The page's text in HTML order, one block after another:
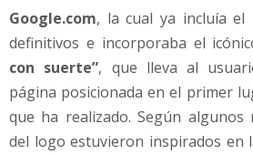
Google.com, la cual ya incluía el
definitivos e incorporaba el
con suerte”, que lleva al
página posicionada en el primer
que ha realizado. Según
del logo estuvieron inspirados en